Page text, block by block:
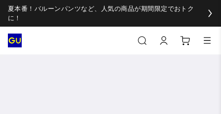
夏本番！バルーンパンツなど、人気の商品が期間限定でおトク
に！